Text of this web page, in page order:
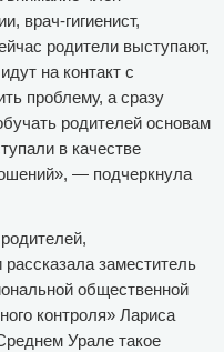
врач-гигиенист,
родители выступают,
на контакт с
проблему, а сразу
родителей основам
в качестве
— подчеркнула
заместитель
общественной
контроля» Лариса
Урале такое